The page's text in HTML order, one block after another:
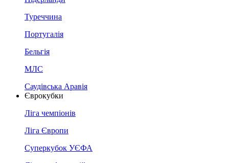
Туреччина
Португалія
Бельгія
МЛС
Саудівська Аравія
Єврокубки
Ліга чемпіонів
Ліга Європи
Суперкубок УЄФА